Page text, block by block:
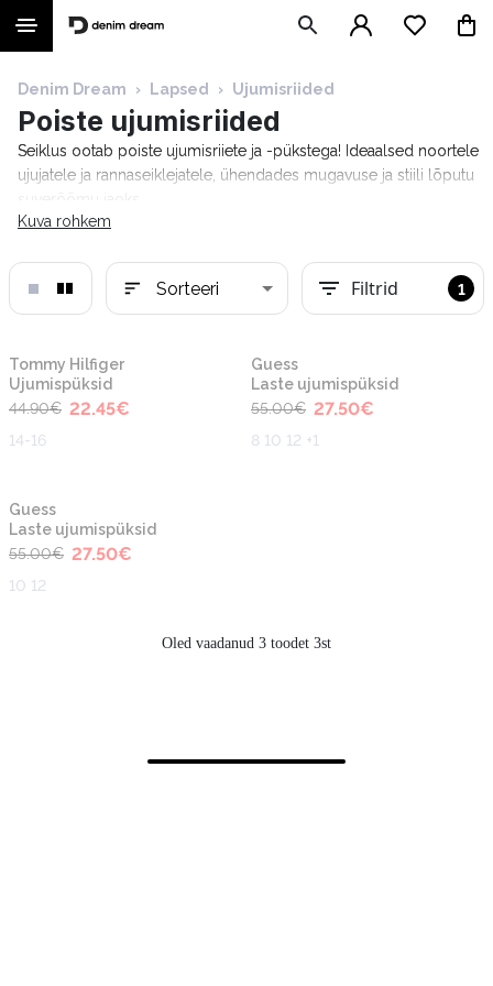
Denim Dream › Lapsed › Ujumisriided
Poiste ujumisriided
Seiklus ootab poiste ujumisriiete ja -pükstega! Ideaalsed noortele
ujujatele ja rannaseiklejatele, ühendades mugavuse ja stiili lõputu
Kuva rohkem
Sorteeri Filtrid 1
-50%
Tommy Hilfiger
Ujumispüksid
44.90€ 22.45€
14-16
Guess
Laste ujumispüksid
55.00€ 27.50€
8 10 12 +1
Guess
Laste ujumispüksid
55.00€ 27.50€
10 12
Oled vaadanud 3 toodet 3st